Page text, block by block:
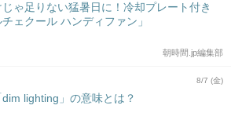
じゃ足りない猛暑日に！冷却プレート付き
チェクール ハンディファン」
朝時間.jp編集部
8/7 (金)
lighting」の意味とは？